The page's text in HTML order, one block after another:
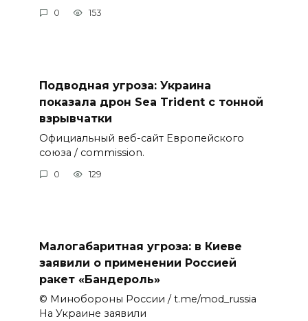
0 153
Подводная угроза: Украина
показала дрон Sea Trident с тонной
взрывчатки
Официальный веб-сайт Европейского
союза / commission.
0 129
Малогабаритная угроза: в Киеве
заявили о применении Россией
ракет «Бандероль»
© Минобороны России / t.me/mod_russia
На Украине заявили